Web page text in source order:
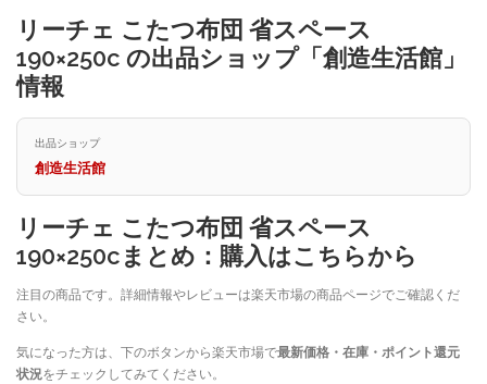
リーチェ こたつ布団 省スペース
190×250c の出品ショップ「創造生活館」
情報
出品ショップ
創造生活館
リーチェ こたつ布団 省スペース
190×250cまとめ：購入はこちらから
注目の商品です。詳細情報やレビューは楽天市場の商品ページでご確認くだ
さい。
気になった方は、下のボタンから楽天市場で最新価格・在庫・ポイント還元
状況をチェックしてみてください。